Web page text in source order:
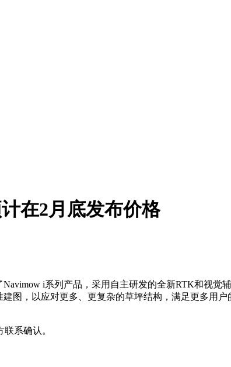
在2月底发布价格
i系列产品，采用自主研发的全新RTK和视
图，以应对更多、更复杂的草坪结构，满足更多用
系确认。